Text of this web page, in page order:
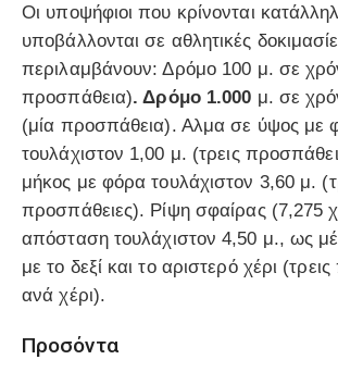
Οι υποψήφιοι που κρίνονται
υποβάλλονται σε αθλητικές
περιλαμβάνουν: Δρόμο 100 μ. σε
προσπάθεια). Δρόμο 1.000 μ. σε
(μία προσπάθεια). Αλμα σε ύψος με
τουλάχιστον 1,00 μ. (τρεις
μήκος με φόρα τουλάχιστον 3,60 μ.
προσπάθειες). Ρίψη σφαίρας (7,275
απόσταση τουλάχιστον 4,50 μ., ως
με το δεξί και το αριστερό χέρι
ανά χέρι).
Προσόντα